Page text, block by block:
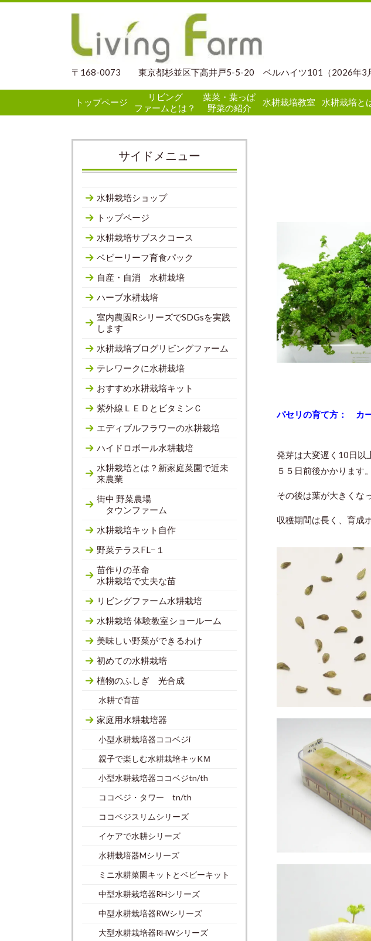
〒168-0073 東京都杉並区下高井戸5-5-20 ベルハイツ101（2026年3月
トップページ
リビング
ファームとは？
葉菜・葉っぱ
野菜の紹介
水耕栽培教室 水耕栽培と
パセリの育て方：
発芽は大変遅く10日以
５５日前後かかります。
その後は葉が大きくな
収穫期間は長く、育成
サイドメニュー
水耕栽培ショップ
トップページ
水耕栽培サブスクコース
ベビーリーフ育食パック
自産・自消 水耕栽培
ハーブ水耕栽培
室内農園RシリーズでSDGsを実践
します
水耕栽培ブログリビングファーム
テレワークに水耕栽培
おすすめ水耕栽培キット
紫外線ＬＥＤとビタミンＣ
エディブルフラワーの水耕栽培
ハイドロボール水耕栽培
水耕栽培とは？新家庭菜園で近未
来農業
街中 野菜農場
タウンファーム
水耕栽培キット自作
野菜テラスFL−１
苗作りの革命
水耕栽培で丈夫な苗
リビングファーム水耕栽培
水耕栽培 体験教室ショールーム
美味しい野菜ができるわけ
初めての水耕栽培
植物のふしぎ 光合成
水耕で育苗
家庭用水耕栽培器
小型水耕栽培器ココベジi
親子で楽しむ水耕栽培キッKＭ
小型水耕栽培器ココベジtn/th
ココベジ・タワー tn/th
ココベジスリムシリーズ
イケアで水耕シリーズ
水耕栽培器Mシリーズ
ミニ水耕菜園キットとベビーキット
中型水耕栽培器RHシリーズ
中型水耕栽培器RWシリーズ
大型水耕栽培器RHWシリーズ